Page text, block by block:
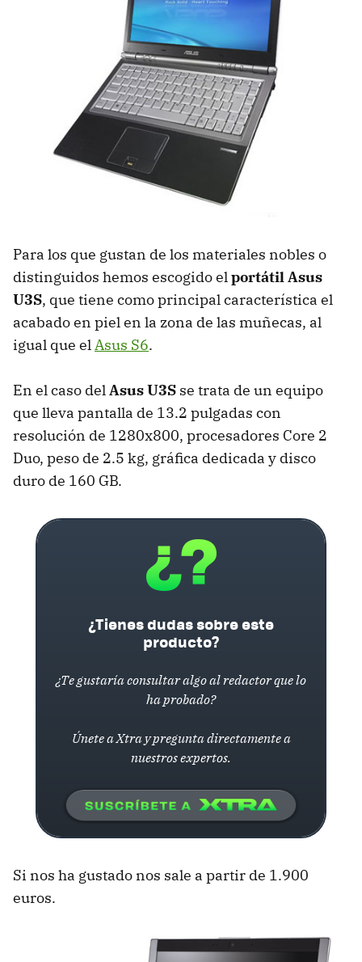
Para los que gustan de los materiales nobles o
distinguidos hemos escogido elportátil Asus
U3S, que tiene como principal característica el
acabado en piel en la zona de las muñecas, al
igual que elAsus S6.
En el caso delAsus U3S se trata de un equipo
que lleva pantalla de 13.2 pulgadas con
resolución de 1280x800, procesadores Core 2
Duo, peso de 2.5 kg, gráfica dedicada y disco
duro de 160 GB.
¿Tienes dudas sobre este
producto?
¿Te gustaría consultar algo al redactor que lo
ha probado?
Únete a Xtra y pregunta directamente a
nuestros expertos.
Si nos ha gustado nos sale a partir de 1.900
euros.